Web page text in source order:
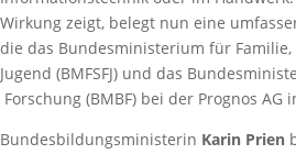
Wirkung zeigt, belegt nun eine
die das Bundesministerium für Familie,
Jugend (BMFSFJ) und das
Forschung (BMBF) bei der Prognos
Bundesbildungsministerin Karin Prien